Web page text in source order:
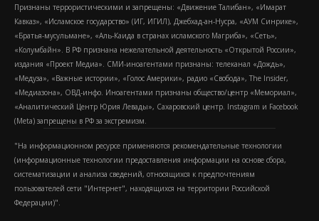
Признаны террористическими и запрещены: «Движение Талибан», «Имарат
Кавказ», «Исламское государство» (ИГ, ИГИЛ), Джебхад-ан-Нусра, «АУМ Синрике»,
«Братья-мусульмане», «Аль-Каида в странах исламского Магриба», «Сеть»,
«Колумбайн». В РФ признана нежелательной деятельность «Открытой России»,
издания «Проект Медиа». СМИ-иноагентами признаны: телеканал «Дождь»,
«Медуза», «Важные истории», «Голос Америки», радио «Свобода», The Insider,
«Медиазона», ОВД-инфо. Иноагентами признаны общество/центр «Мемориал»,
«Аналитический Центр Юрия Левады», Сахаровский центр. Instagram и Facebook
(Metа) запрещены в РФ за экстремизм.
"На информационном ресурсе применяются рекомендательные технологии
(информационные технологии предоставления информации на основе сбора,
систематизации и анализа сведений, относящихся к предпочтениям
пользователей сети "Интернет", находящихся на территории Российской
Федерации)".